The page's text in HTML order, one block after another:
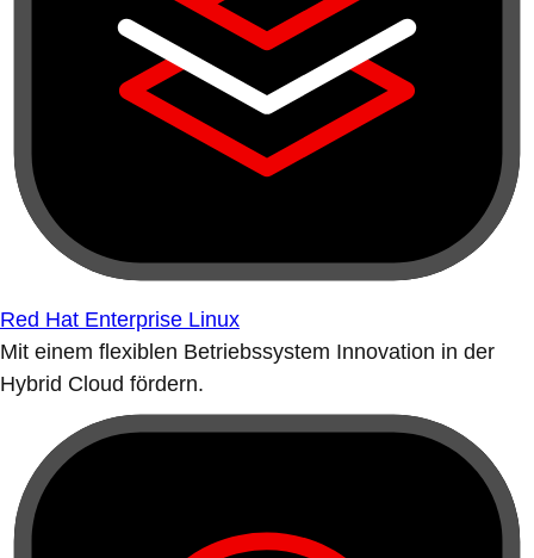
Red Hat Enterprise Linux
Mit einem flexiblen Betriebssystem Innovation in der
Hybrid Cloud fördern.